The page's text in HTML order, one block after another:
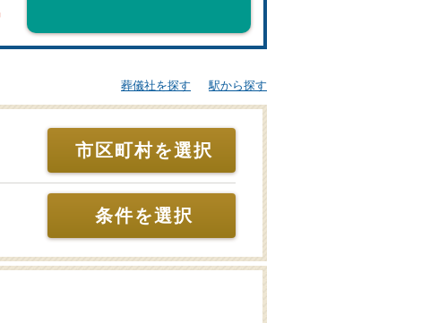
葬儀社を探す 駅から探す
市区町村を選択
条件を選択